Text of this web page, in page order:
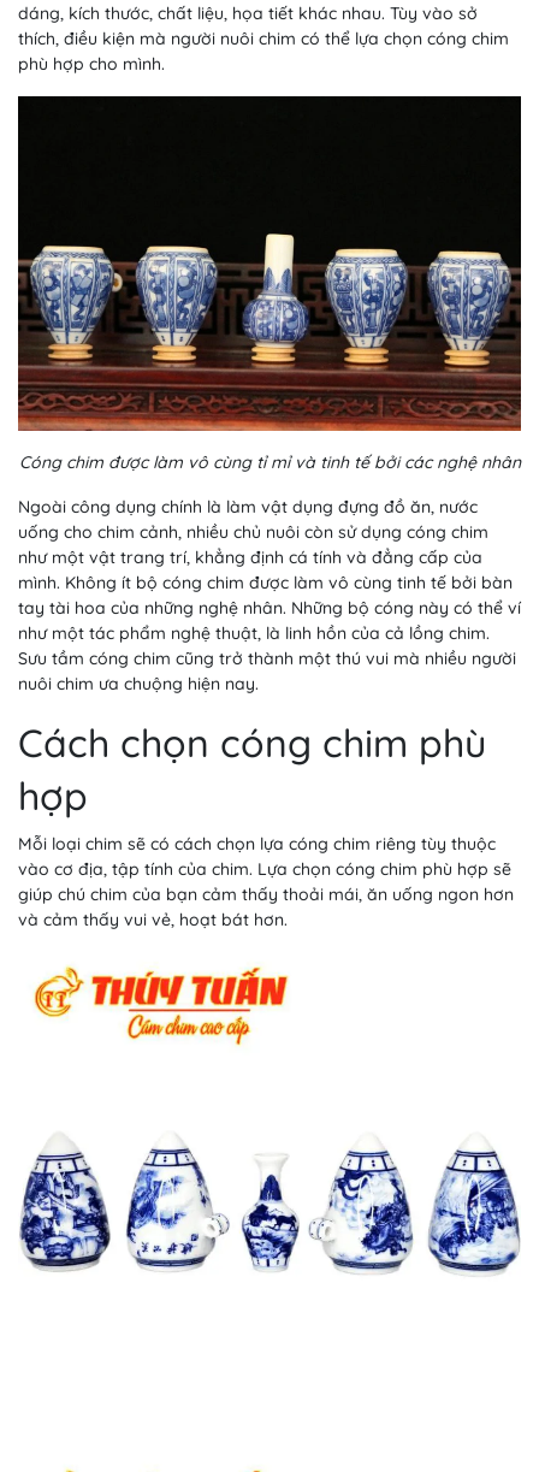
dáng, kích thước, chất liệu, họa tiết khác nhau. Tùy vào sở
thích, điều kiện mà người nuôi chim có thể lựa chọn cóng chim
phù hợp cho mình.
Cóng chim được làm vô cùng tỉ mỉ và tinh tế bởi các nghệ nhân
Ngoài công dụng chính là làm vật dụng đựng đồ ăn, nước
uống cho chim cảnh, nhiều chủ nuôi còn sử dụng cóng chim
như một vật trang trí, khẳng định cá tính và đẳng cấp của
mình. Không ít bộ cóng chim được làm vô cùng tinh tế bởi bàn
tay tài hoa của những nghệ nhân. Những bộ cóng này có thể ví
như một tác phẩm nghệ thuật, là linh hồn của cả lồng chim.
Sưu tầm cóng chim cũng trở thành một thú vui mà nhiều người
nuôi chim ưa chuộng hiện nay.
Cách chọn cóng chim phù
hợp
Mỗi loại chim sẽ có cách chọn lựa cóng chim riêng tùy thuộc
vào cơ địa, tập tính của chim. Lựa chọn cóng chim phù hợp sẽ
giúp chú chim của bạn cảm thấy thoải mái, ăn uống ngon hơn
và cảm thấy vui vẻ, hoạt bát hơn.